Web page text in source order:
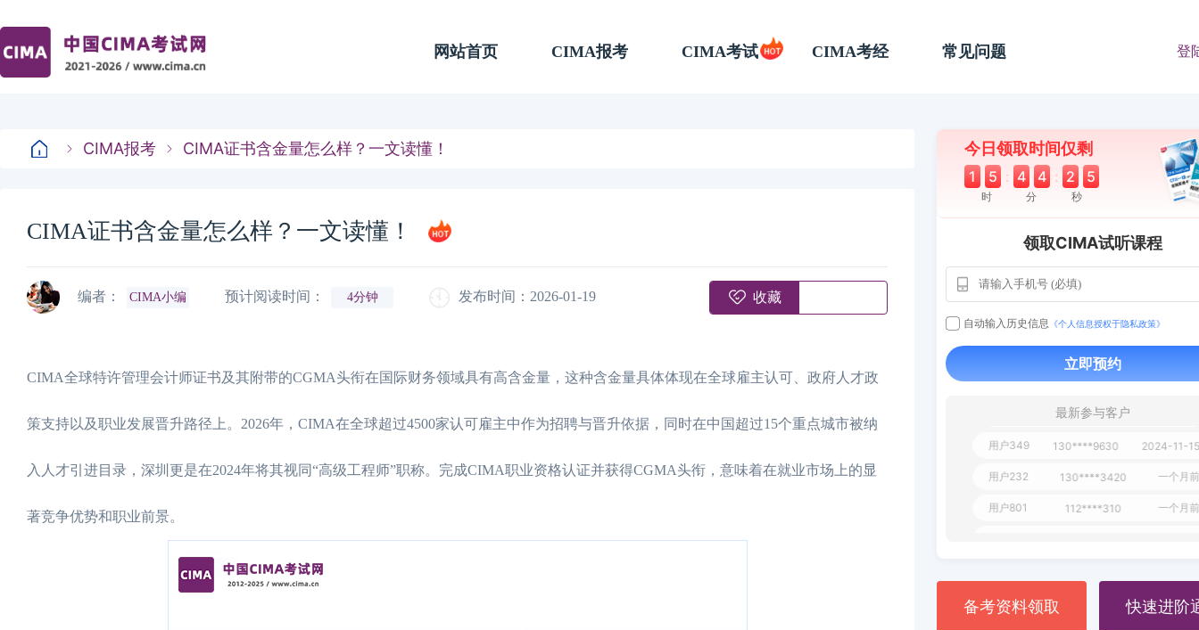
网站首页 CIMA报考 CIMA考试 CIMA考经 常见问题 登
CIMA报考 CIMA证书含金量怎么样？一文读懂！
CIMA证书含金量怎么样？一文读懂！
编者： CIMA小编 预计阅读时间： 4分钟 发布时间：2026-01-19 收藏
CIMA全球特许管理会计师证书及其附带的CGMA头衔在国际财务领域具有高含金量，这种含金量具体体现在全球雇主认可、政府人才政
策支持以及职业发展晋升路径上。2026年，CIMA在全球超过4500家认可雇主中作为招聘与晋升依据，同时在中国超过15个重点城市被纳
入人才引进目录，深圳更是在2024年将其视同“高级工程师”职称。完成CIMA职业资格认证并获得CGMA头衔，意味着在就业市场上的显
著竞争优势和职业前景。
今日领取时间仅剩
1 5 : 4 4 : 2 4
时 分 秒
领取CIMA试听课程
自动输入历史信息 《个人信息授权于隐私政策》
立即预约
最新参与客户
用户163 112****290 1天
130****8017
127****21
备考资料领取 快速进阶